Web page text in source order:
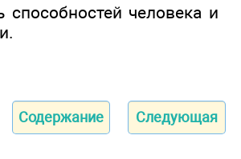
способностей человека и
Содержание Следующая